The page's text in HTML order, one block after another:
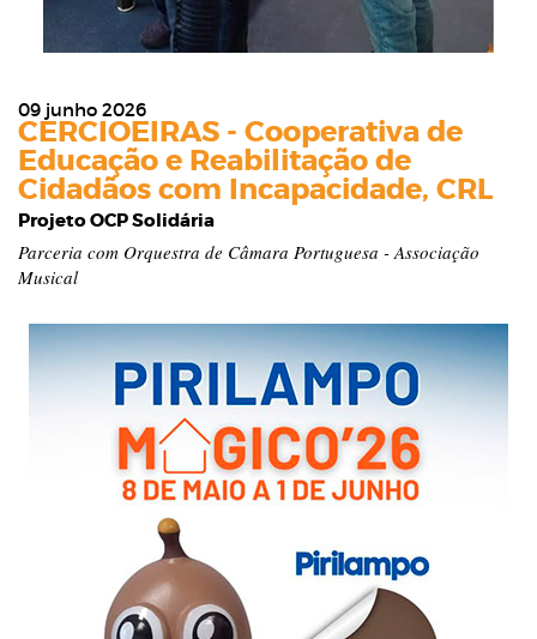
09 junho 2026
CERCIOEIRAS - Cooperativa de
Educação e Reabilitação de
Cidadãos com Incapacidade, CRL
Projeto OCP Solidária
Parceria com Orquestra de Câmara Portuguesa - Associação
Musical